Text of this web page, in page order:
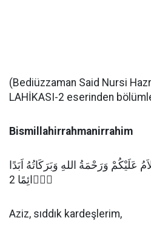
(Bediüzzaman Said Nursi
LAHİKASI-2 eserinden
Bismillahirrahmanirrahim
سُبْحَانَهُ 1 اَلسَّلاَمُ عَلَيْكُمْ وَرَحْمَةُ اللهِ وَبَرَكَاتُهُ اَبَدًا
دَۤائِمًا 2
Aziz, sıddık kardeşlerim,